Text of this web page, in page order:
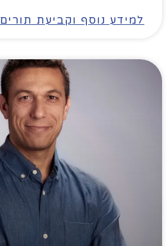
למידע נוסף וקביעת תורים »